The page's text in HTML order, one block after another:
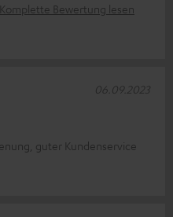
Komplette Bewertung lesen
guter Kundenservice
06.09.2023